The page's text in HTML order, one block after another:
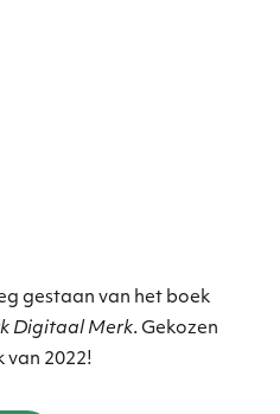
gestaan van het boek
Digitaal Merk. Gekozen
van 2022!